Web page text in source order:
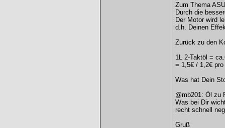
Zum Thema
Durch die
Der Motor wird
d.h. Deinen
Zurück zu den
1L 2-Taktöl =
= 1,5€ / 1,2€
Was hat Dein
@mb201: Öl zu
Was bei Dir
recht schnell
Gruß